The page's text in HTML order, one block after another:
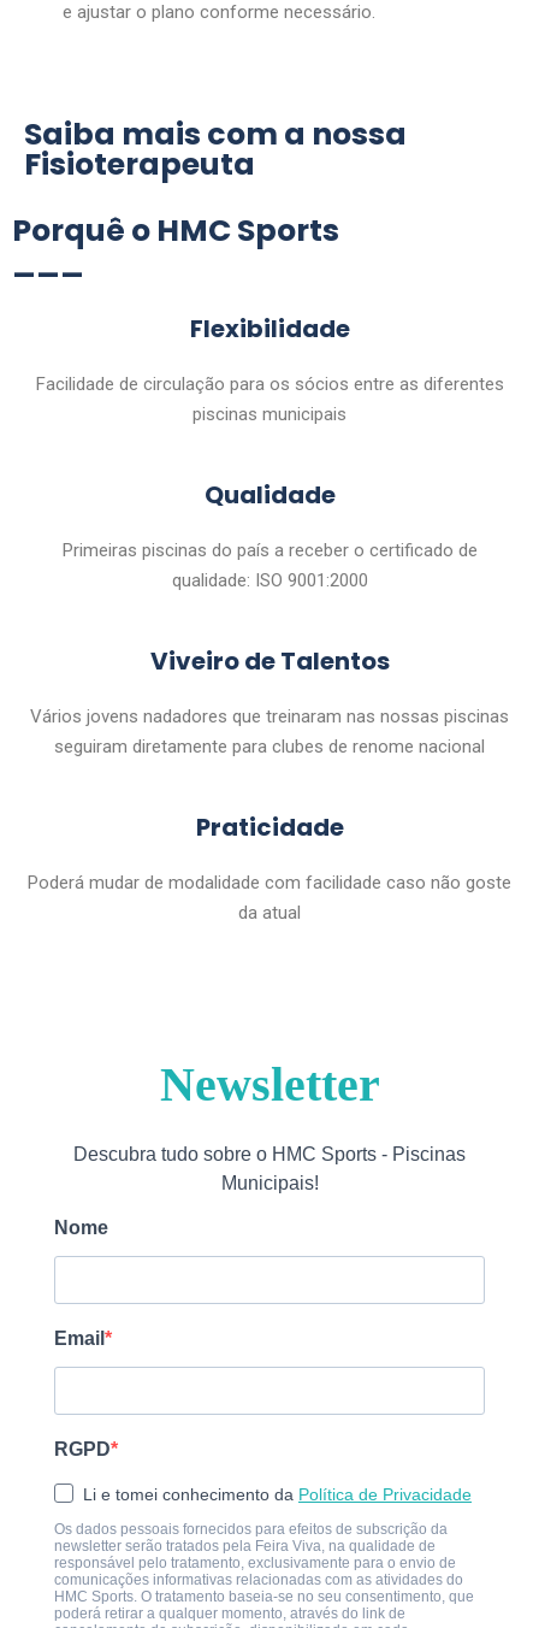
e ajustar o plano conforme necessário.
Saiba mais com a nossa
Fisioterapeuta
Porquê o HMC Sports
___
Flexibilidade
Facilidade de circulação para os sócios entre as diferentes
piscinas municipais
Qualidade
Primeiras piscinas do país a receber o certificado de
qualidade: ISO 9001:2000
Viveiro de Talentos
Vários jovens nadadores que treinaram nas nossas piscinas
seguiram diretamente para clubes de renome nacional
Praticidade
Poderá mudar de modalidade com facilidade caso não goste
da atual